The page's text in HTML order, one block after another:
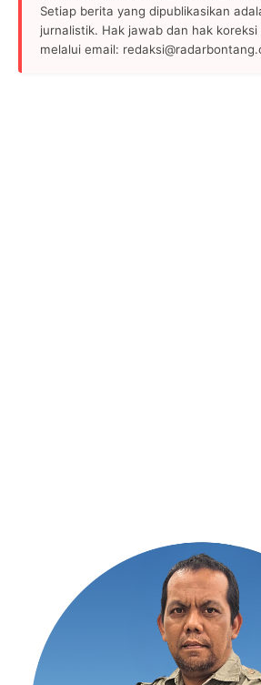
Setiap berita yang dipublikasikan
jurnalistik. Hak jawab dan hak
melalui email: